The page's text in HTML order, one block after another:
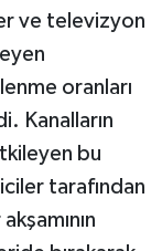
ve televizyon
oranları
Kanalların
bu
tarafından